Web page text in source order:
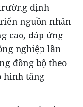
định
nguồn nhân
cao, đáp ứng
nghiệp lần
đồng bộ theo
hình tăng